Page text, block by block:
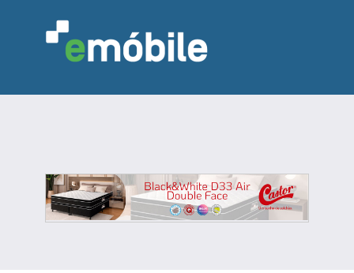
INDÚSTRIA MARCENARIA
DESIGN & DECORAÇÃO
INDICADORES
FEIRAS NOTÍCIAS